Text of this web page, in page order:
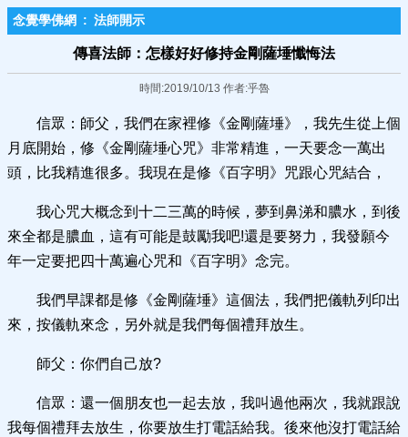
念覺學佛網 : 法師開示
傳喜法師：怎樣好好修持金剛薩埵懺悔法
時間:2019/10/13 作者:乎魯
信眾：師父，我們在家裡修《金剛薩埵》，我先生從上個
月底開始，修《金剛薩埵心咒》非常精進，一天要念一萬出
頭，比我精進很多。我現在是修《百字明》咒跟心咒結合，
我心咒大概念到十二三萬的時候，夢到鼻涕和膿水，到後
來全都是膿血，這有可能是鼓勵我吧!還是要努力，我發願今
年一定要把四十萬遍心咒和《百字明》念完。
我們早課都是修《金剛薩埵》這個法，我們把儀軌列印出
來，按儀軌來念，另外就是我們每個禮拜放生。
師父：你們自己放?
信眾：還一個朋友也一起去放，我叫過他兩次，我就跟說
我每個禮拜去放生，你要放生打電話給我。後來他沒打電話給